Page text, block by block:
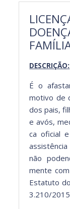
DESCRIÇÃO:
É o
moti­vo de
dos pais,
e avós,
ca ofi­cial
não
mente
Estatu­to
3.210/